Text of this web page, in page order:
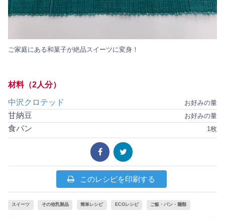
ご家庭にある和菓子が絶品スイーツに変身！
材料（2人分）
お好みの量
中沢クロテッド
お好みの量
甘納豆
1枚
食パン
このレシピを印刷する
スイーツ その他乳製品 簡単レシピ ECOレシピ ご飯・パン・麺類